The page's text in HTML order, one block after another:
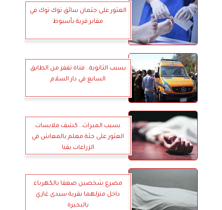
العثور على جثمان سائق توك توك في
مقابر قرية بأسيوط
بسبب الثانوية.. فتاة تقفز من الطابق
السابع في دار السلام
بسبب الميراث.. كشف ملابسات
العثور على جثة معلم بالمعاش في
الزراعات بقنا
مصرع شخصين صعقا بالكهرباء
داخل منزلهما بقرية سيدى غازي
بالبحيرة